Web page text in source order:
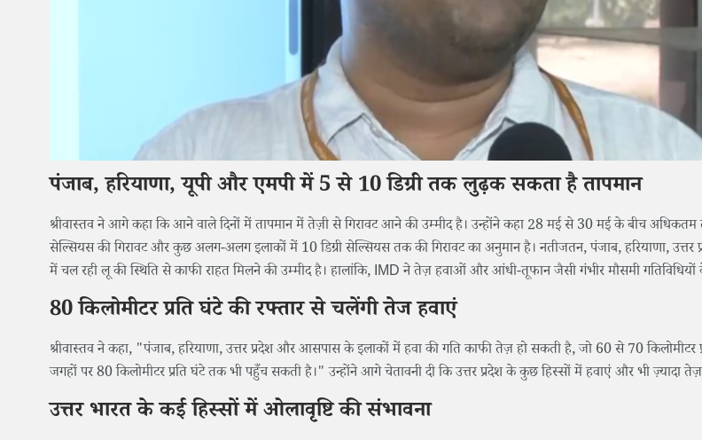
पंजाब, हरियाणा, यूपी और एमपी में 5 से 10 डिग्री तक लुढ़क सकता है तापमान
श्रीवास्तव ने आगे कहा कि आने वाले दिनों में तापमान में तेज़ी से गिरावट आने की उम्मीद है। उन्होंने कहा 28 मई से 30 मई के बीच अधिकतम
सेल्सियस की गिरावट और कुछ अलग-अलग इलाकों में 10 डिग्री सेल्सियस तक की गिरावट का अनुमान है। नतीजतन, पंजाब, हरियाणा, उत्तर
में चल रही लू की स्थिति से काफी राहत मिलने की उम्मीद है। हालांकि, IMD ने तेज़ हवाओं और आंधी-तूफान जैसी गंभीर मौसमी गतिविधियों
80 किलोमीटर प्रति घंटे की रफ्तार से चलेंगी तेज हवाएं
श्रीवास्तव ने कहा, "पंजाब, हरियाणा, उत्तर प्रदेश और आसपास के इलाकों में हवा की गति काफी तेज़ हो सकती है, जो 60 से 70
जगहों पर 80 किलोमीटर प्रति घंटे तक भी पहुँच सकती है।" उन्होंने आगे चेतावनी दी कि उत्तर प्रदेश के कुछ हिस्सों में हवाएं और भी ज़्यादा
उत्तर भारत के कई हिस्सों में ओलावृष्टि की संभावना